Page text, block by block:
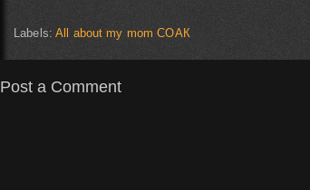
Labels:All about my mom СОАК
Post a Comment